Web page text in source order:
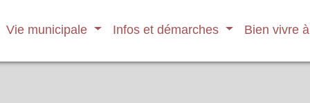
Vie municipale Infos et démarches Bien vivre